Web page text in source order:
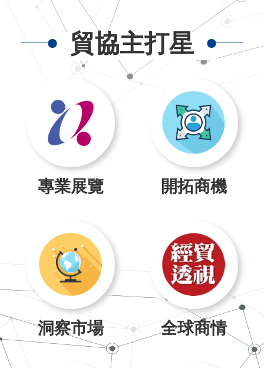
貿協主打星
專業展覽 開拓商機
洞察市場 全球商情